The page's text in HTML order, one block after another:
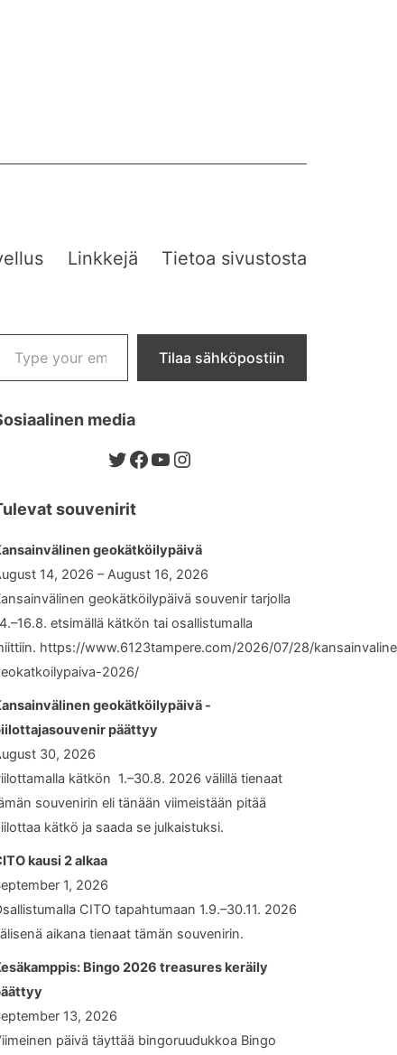
Linkkejä Tietoa sivustosta
your email…
Tilaa sähköpostiin
media
Twitter
Facebook
YouTube
Instagram
souvenirit
geokätköilypäivä
14, 2026 – August 16, 2026
geokätköilypäivä souvenir tarjolla
etsimällä kätkön tai osallistumalla
https://www.6123tampere.com/2026/07/28/
2026/
geokätköilypäivä -
päättyy
30, 2026
kätkön 1.–30.8. 2026 välillä tienaat
souvenirin eli tänään viimeistään pitää
kätkö ja saada se julkaistuksi.
kausi 2 alkaa
1, 2026
CITO tapahtumaan 1.9.–30.11. 2026
aikana tienaat tämän souvenirin.
Bingo 2026 treasures keräily
13, 2026
päivä täyttää bingoruudukkoa Bingo